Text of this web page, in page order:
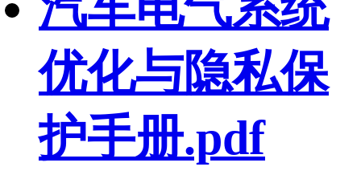
优化与隐私保
护手册.pdf